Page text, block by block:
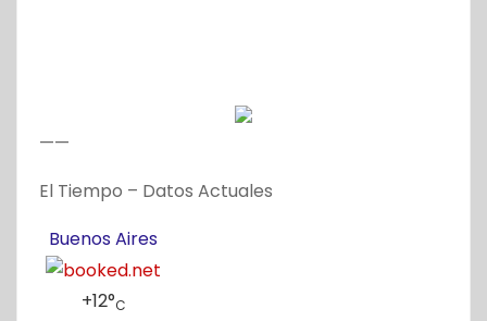
——
El Tiempo – Datos Actuales
Buenos Aires
+12°C